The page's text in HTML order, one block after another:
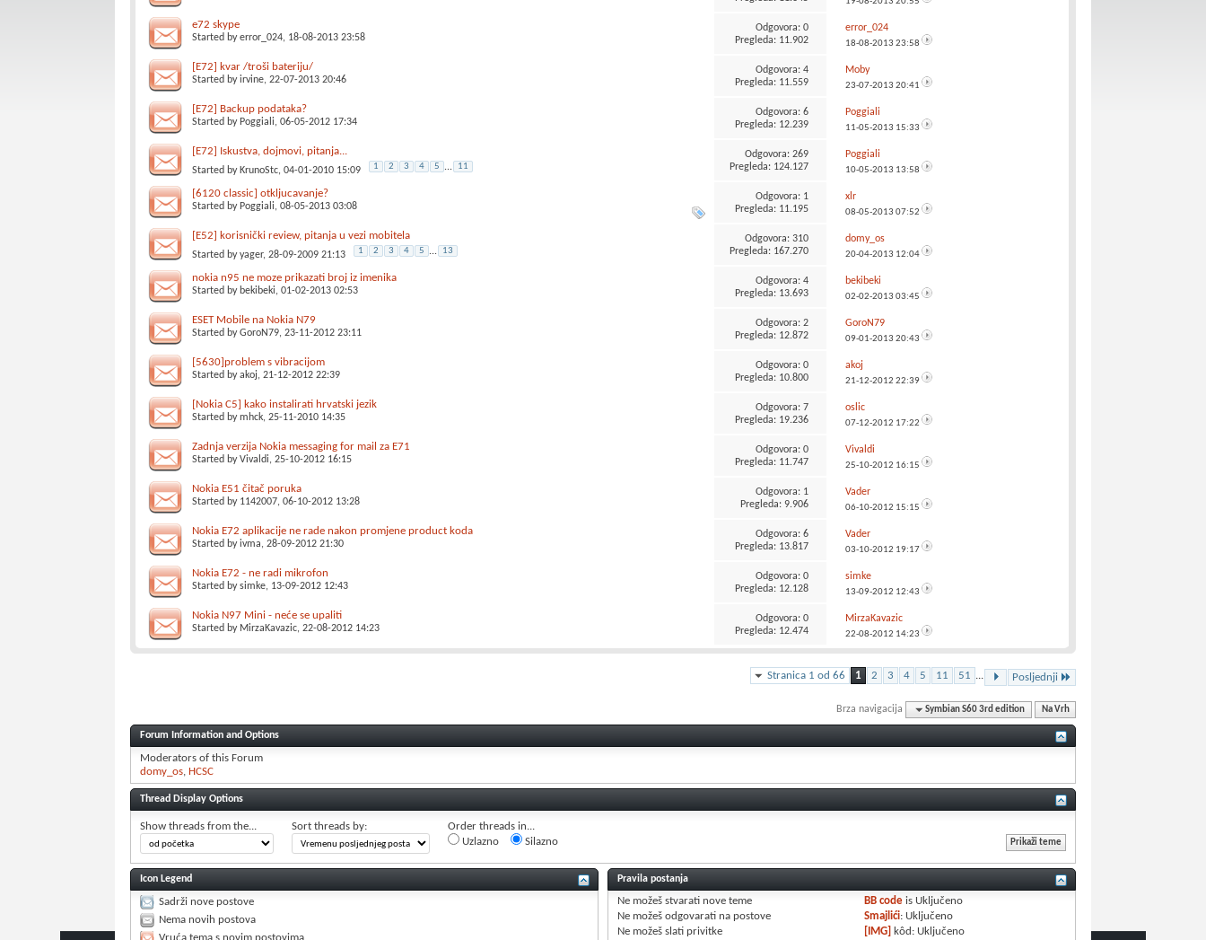
e72 skype
Started byerror_024, 18-08-2013 23:58
Odgovora: 0
Pregleda: 11.902
error_024
18-08-2013 23:58
[E72] kvar /troši bateriju/
Started byirvine, 22-07-2013 20:46
Odgovora: 4
Pregleda: 11.559
Moby
23-07-2013 20:41
[E72] Backup podataka?
Started by Poggiali, 06-05-2012 17:34
Odgovora: 6
Pregleda: 12.239
Poggiali
11-05-2013 15:33
[E72] Iskustva, dojmovi, pitanja...
Started by KrunoStc, 04-01-2010 15:09 1 2 3 4 5 ... 11
Odgovora: 269
Pregleda: 124.127
Poggiali
10-05-2013 13:58
[6120 classic] otkljucavanje?
Started by Poggiali, 08-05-2013 03:08
Odgovora: 1
Pregleda: 11.195
xlr
08-05-2013 07:52
[E52] korisnički review, pitanja u vezi mobitela
Started byyager, 28-09-2009 21:13 1 2 3 4 5 ... 13
Odgovora: 310
Pregleda: 167.270
domy_os
20-04-2013 12:04
nokia n95 ne moze prikazati broj iz imenika
Started by bekibeki, 01-02-2013 02:53
Odgovora: 4
Pregleda: 13.693
bekibeki
02-02-2013 03:45
ESET Mobile na Nokia N79
Started byGoroN79, 23-11-2012 23:11
Odgovora: 2
Pregleda: 12.872
GoroN79
09-01-2013 20:43
[5630]problem s vibracijom
Started byakoj, 21-12-2012 22:39
Odgovora: 0
Pregleda: 10.800
akoj
21-12-2012 22:39
[Nokia C5] kako instalirati hrvatski jezik
Started bymhck, 25-11-2010 14:35
Odgovora: 7
Pregleda: 19.236
oslic
07-12-2012 17:22
Zadnja verzija Nokia messaging for mail za E71
Started byVivaldi, 25-10-2012 16:15
Odgovora: 0
Pregleda: 11.747
Vivaldi
25-10-2012 16:15
Nokia E51 čitač poruka
Started by 1142007, 06-10-2012 13:28
Odgovora: 1
Pregleda: 9.906
Vader
06-10-2012 15:15
Nokia E72 aplikacije ne rade nakon promjene product koda
Started byivma, 28-09-2012 21:30
Odgovora: 6
Pregleda: 13.817
Vader
03-10-2012 19:17
Nokia E72 - ne radi mikrofon
Started bysimke, 13-09-2012 12:43
Odgovora: 0
Pregleda: 12.128
simke
13-09-2012 12:43
Nokia N97 Mini - neće se upaliti
Started by MirzaKavazic, 22-08-2012 14:23
Odgovora: 0
Pregleda: 12.474
MirzaKavazic
22-08-2012 14:23
Stranica 1 od 66 1 2 3 4 5 11 51 ... Posljednji
Brza navigacija Symbian S60 3rd edition Na Vrh
Forum Information and Options
Moderators of this Forum
domy_os HCSC
Thread Display Options
Show threads from the... Sort threads by:
Order threads in...
Uzlazno
Silazno
Icon Legend
Sadrži nove postove
Nema novih postova
Pravila postanja
Ne možeš stvarati nove teme
Ne možešodgovarati na postove
Ne možeš slati privitke
BB code isUključeno
Smajlići: Uključeno
[IMG] kôd: Uključeno